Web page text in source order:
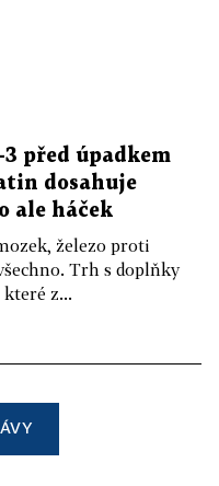
před úpadkem
dosahuje
ale háček
železo proti
Trh s doplňky
z...